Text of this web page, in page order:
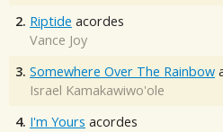
2. Riptide acordes
Vance Joy
3. Somewhere Over The Rainbow
Israel Kamakawiwo'ole
4. I'm Yours acordes